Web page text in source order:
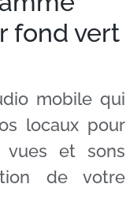
fond vert
mobile qui
locaux pour
vues et sons
de votre